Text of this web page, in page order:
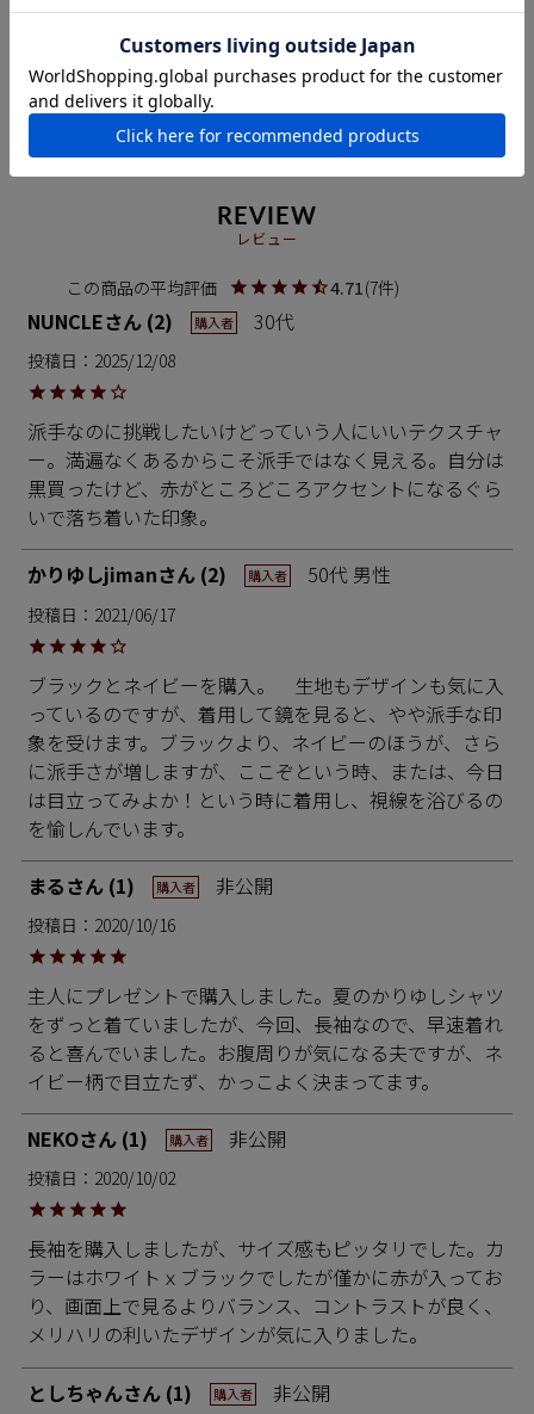
そんな沖縄で、長い夏を快適にお洒落過ごせる着心地の
良い服が生まれました。
それがMADE IN OKINAWAの「かりゆしウエア」です。
REVIEW
レビュー
4.71 7
NUNCLE 2 購入者 30代
投稿日 2025/12/08
派手なのに挑戦したいけどっていう人にいいテクスチャ
ー。満遍なくあるからこそ派手ではなく見える。自分は
黒買ったけど、赤がところどころアクセントになるぐら
いで落ち着いた印象。
かりゆしjiman 2 購入者 50代 男性
投稿日 2021/06/17
ブラックとネイビーを購入。　生地もデザインも気に入
っているのですが、着用して鏡を見ると、やや派手な印
象を受けます。ブラックより、ネイビーのほうが、さら
に派手さが増しますが、ここぞという時、または、今日
は目立ってみよか！という時に着用し、視線を浴びるの
を愉しんでいます。
まる 1 購入者 非公開
投稿日 2020/10/16
主人にプレゼントで購入しました。夏のかりゆしシャツ
をずっと着ていましたが、今回、長袖なので、早速着れ
ると喜んでいました。お腹周りが気になる夫ですが、ネ
イビー柄で目立たず、かっこよく決まってます。
NEKO 1 購入者 非公開
投稿日 2020/10/02
長袖を購入しましたが、サイズ感もピッタリでした。カ
ラーはホワイトｘブラックでしたが僅かに赤が入ってお
り、画面上で見るよりバランス、コントラストが良く、
メリハリの利いたデザインが気に入りました。
としちゃん 1 購入者 非公開